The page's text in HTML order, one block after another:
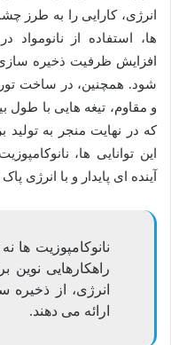
انرژی، کارایی را به طرز
ها، استفاده از نانومواد
افزایش ظرفیت ذخیره
شود. همچنین، در ساخت
و مقاوم، تیغه هایی با طول
که در نهایت منجر به
این توانایی ها،
آینده ای پایدار و با انرژی
نانوکامپوزیت ها
راهکارهایی
انرژی، از ذخیره
ارائه می دهند.